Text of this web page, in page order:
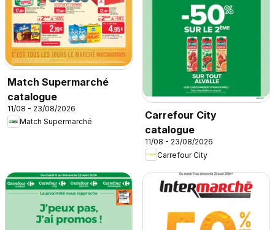
Match Supermarché
catalogue
11/08 - 23/08/2026
Match Supermarché
Carrefour City
catalogue
11/08 - 23/08/2026
Carrefour City